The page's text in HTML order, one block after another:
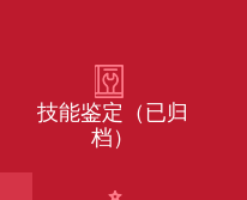
技能鉴定（已归
档）